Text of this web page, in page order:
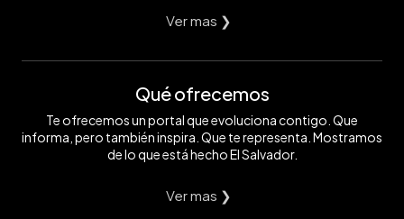
Ver mas ❯
Qué ofrecemos
Te ofrecemos un portal que evoluciona contigo. Que
informa, pero también inspira. Que te representa. Mostramos
de lo que está hecho El Salvador.
Ver mas ❯